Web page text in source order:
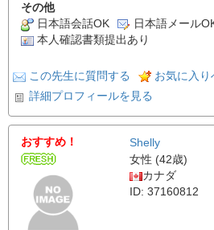
その他
日本語会話OK
日本語メール
本人確認書類提出あり
この先生に質問する
お気に入り
詳細プロフィールを見る
おすすめ！
Shelly
女性 (42歳)
カナダ
ID: 37160812